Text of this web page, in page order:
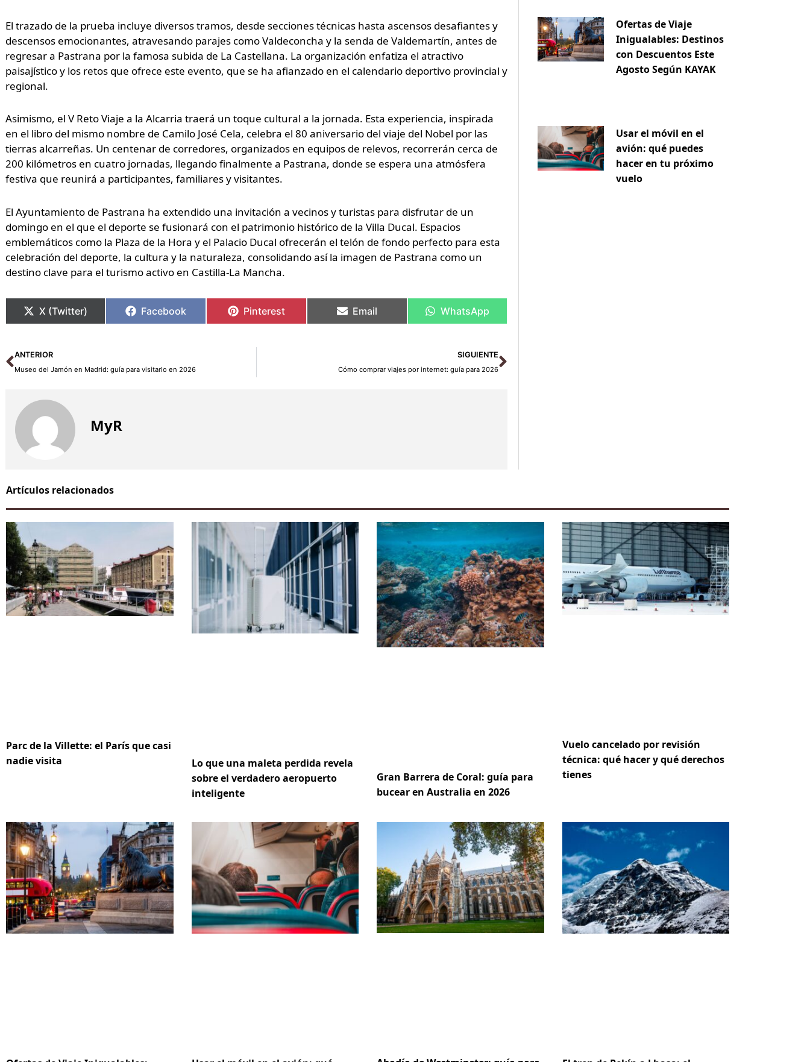
El trazado de la prueba incluye diversos tramos, desde secciones técnicas hasta ascensos desafiantes y
descensos emocionantes, atravesando parajes como Valdeconcha y la senda de Valdemartín, antes de
regresar a Pastrana por la famosa subida de La Castellana. La organización enfatiza el atractivo
paisajístico y los retos que ofrece este evento, que se ha afianzado en el calendario deportivo provincial y
regional.
Asimismo, el V Reto Viaje a la Alcarria traerá un toque cultural a la jornada. Esta experiencia, inspirada
en el libro del mismo nombre de Camilo José Cela, celebra el 80 aniversario del viaje del Nobel por las
tierras alcarreñas. Un centenar de corredores, organizados en equipos de relevos, recorrerán cerca de
200 kilómetros en cuatro jornadas, llegando finalmente a Pastrana, donde se espera una atmósfera
festiva que reunirá a participantes, familiares y visitantes.
El Ayuntamiento de Pastrana ha extendido una invitación a vecinos y turistas para disfrutar de un
domingo en el que el deporte se fusionará con el patrimonio histórico de la Villa Ducal. Espacios
emblemáticos como la Plaza de la Hora y el Palacio Ducal ofrecerán el telón de fondo perfecto para esta
celebración del deporte, la cultura y la naturaleza, consolidando así la imagen de Pastrana como un
destino clave para el turismo activo en Castilla-La Mancha.
X (Twitter) Facebook Pinterest Email WhatsApp
Ant
ANTERIOR
Museo del Jamón en Madrid: guía para visitarlo en 2026
SIGUIENTE
Cómo comprar viajes por internet: guía para 2026
Siguiente
MyR
Ofertas de Viaje
Inigualables: Destinos
con Descuentos Este
Agosto Según KAYAK
Usar el móvil en el
avión: qué puedes
hacer en tu próximo
vuelo
Artículos relacionados
Parc de la Villette: el París que casi
nadie visita
Lo que una maleta perdida revela
sobre el verdadero aeropuerto
inteligente
Gran Barrera de Coral: guía para
bucear en Australia en 2026
Vuelo cancelado por revisión
técnica: qué hacer y qué derechos
tienes